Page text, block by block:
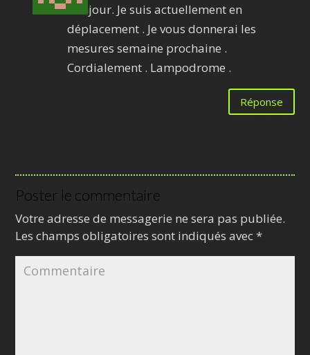
Bonjour. Je suis actuellement en
déplacement . Je vous donnerai les
mesures semaine prochaine .
Cordialement . Lampodrome .
Réponse
Poster le commentaire
Votre adresse de messagerie ne sera pas publiée.
Les champs obligatoires sont indiqués avec*